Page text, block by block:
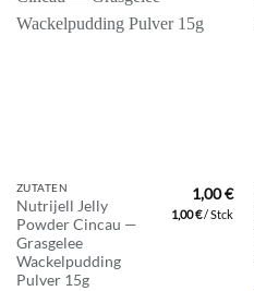
Wunschliste
ZUTATEN
Nutrijell Jelly
Powder Cincau —
Grasgelee
Wackelpudding
Pulver 15g
1,00€
1,00€/Stck